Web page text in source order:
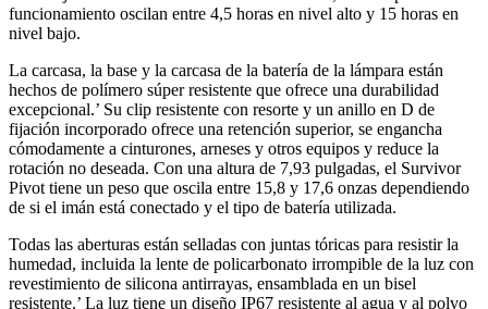
funcionamiento oscilan entre 4,5 horas en nivel alto y 15 horas en
nivel bajo.
La carcasa, la base y la carcasa de la batería de la lámpara están
hechos de polímero súper resistente que ofrece una durabilidad
excepcional.’ Su clip resistente con resorte y un anillo en D de
fijación incorporado ofrece una retención superior, se engancha
cómodamente a cinturones, arneses y otros equipos y reduce la
rotación no deseada. Con una altura de 7,93 pulgadas, el Survivor
Pivot tiene un peso que oscila entre 15,8 y 17,6 onzas dependiendo
de si el imán está conectado y el tipo de batería utilizada.
Todas las aberturas están selladas con juntas tóricas para resistir la
humedad, incluida la lente de policarbonato irrompible de la luz con
revestimiento de silicona antirrayas, ensamblada en un bisel
resistente.’ La luz tiene un diseño IP67 resistente al agua y al polvo